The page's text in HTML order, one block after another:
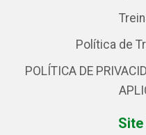
Política de
POLÍTICA DE